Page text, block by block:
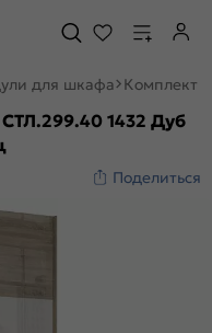
для шкафа Комплект
1432 Дуб
Поделиться